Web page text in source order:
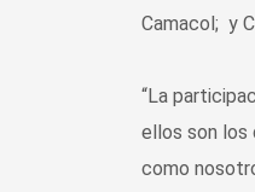
Camacol; y
“La
ellos son los
como